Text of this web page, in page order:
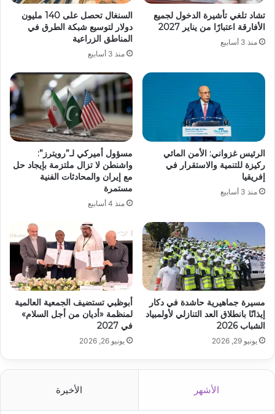
تشاد تلغي تأشيرة الدخول لجميع
الأفارقة اعتبارًا من يناير 2027
منذ 3 أسابيع
السنغال تحصل على 140 مليون
دولار لتوسيع شبكة الطرق في
المناطق الزراعية
منذ 3 أسابيع
الرئيس غزواني: الأمن المائي
ركيزة للتنمية والاستقرار في
إفريقيا
منذ 3 أسابيع
مسؤول أميركي لـ”رويترز”:
واشنطن لا تزال ملتزمة بإيجاد حل
مع إيران والمحادثات الفنية
مستمرة
منذ 4 أسابيع
مسيرة جماهيرية حاشدة في دكار
إيذانًا بانطلاق العد التنازلي لأولمبياد
الشباب 2026
يونيو 29, 2026
أبوظبي تستضيف الجمعية العالمية
لمنظمة «أديان من أجل السلام»
في 2027
يونيو 26, 2026
الأشهر الأخيرة